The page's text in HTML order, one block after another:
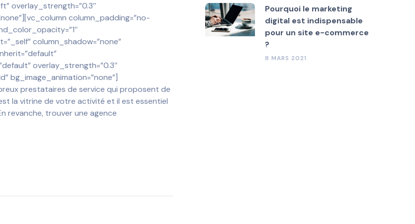
overlay_strength=”0.3″
column_padding=”no-
column_shadow=”none”
overlay_strength=”0.3″
bg_image_animation=”none”]
prestataires de service qui proposent de
la vitrine de votre activité et il est essentiel
revanche, trouver une agence
Pourquoi le marketing
digital est indispensable
pour un site e-commerce
?
8 MARS 2021